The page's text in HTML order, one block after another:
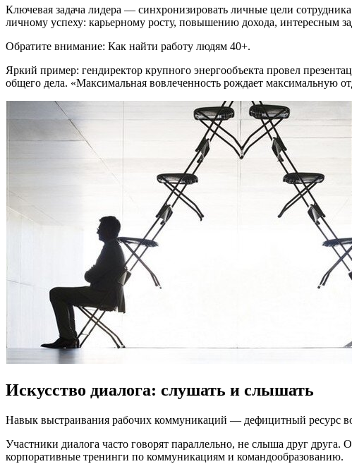
Ключевая задача лидера — синхронизировать личные цели
личному успеху: карьерному росту, повышению дохода, интересным
Обратите внимание: Как найти работу людям 40+.
Яркий пример: гендиректор крупного энергообъекта провел
общего дела. «Максимальная вовлеченность рождает максимальную
Искусство диалога: слушать и слышать
Навык выстраивания рабочих коммуникаций — дефицитный ресурс
Участники диалога часто говорят параллельно, не слыша друг
корпоративные тренинги по коммуникациям и командообразованию.